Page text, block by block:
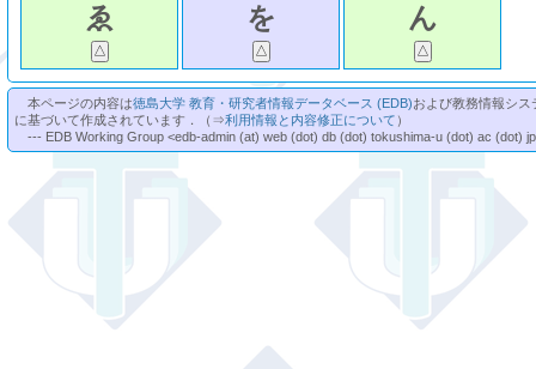
ゑ を ん
本ページの内容は徳島大学 教育・研究者情報データベース (EDB)および教務情報シ
に基づいて作成されています．（⇒利用情報と内容修正について ）
--- EDB Working Group <edb-admin (at) web (dot) db (dot) tokushima-u (dot) ac (dot)